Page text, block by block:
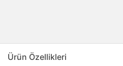
Ürün Özellikleri